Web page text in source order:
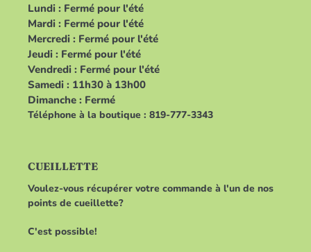
Lundi : Fermé pour l'été
Mardi : Fermé pour l'été
Mercredi : Fermé pour l'été
Jeudi : Fermé pour l'été
Vendredi : Fermé pour l'été
Samedi : 11h30 à 13h00
Dimanche : Fermé
Téléphone à la boutique : 819-777-3343
CUEILLETTE
Voulez-vous récupérer votre commande à l'un de nos
points de cueillette?
C'est possible!